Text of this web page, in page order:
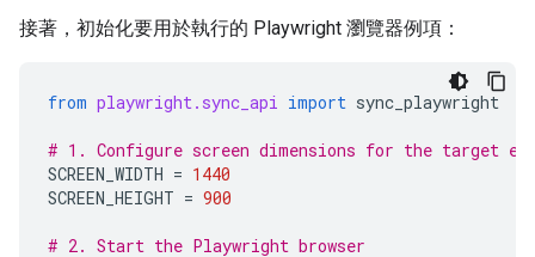
接著，初始化要用於執行的 Playwright 瀏覽器例項：
from playwright.sync_api import sync_playwright
# 1. Configure screen dimensions for the target
SCREEN_WIDTH = 1440
SCREEN_HEIGHT = 900
# 2. Start the Playwright browser